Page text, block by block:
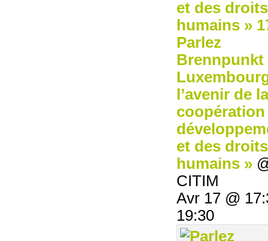
et des droits
humains »
Parlez
Brennpunkt
l’avenir de la
coopération
et des droits
humains »
CITIM
Avr 17 @
19:30